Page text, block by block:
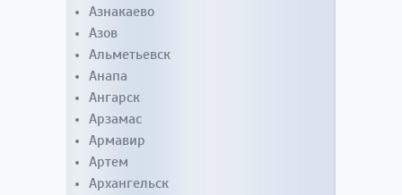
Азнакаево
Азов
Альметьевск
Анапа
Ангарск
Арзамас
Армавир
Артем
Архангельск